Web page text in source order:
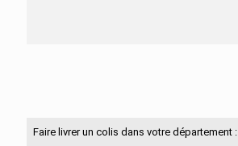
Faire livrer un colis dans votre département :